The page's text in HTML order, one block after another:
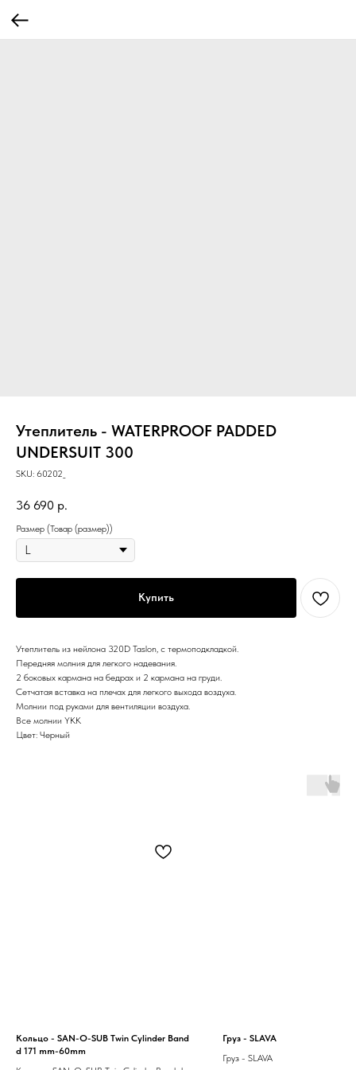
Утеплитель - WATERPROOF PADDED
UNDERSUIT 300
SKU: 60202_
36 690 р.
Размер (Товар (размер))
Купить
Утеплитель из нейлона 320D Taslon, с термоподкладкой.
Передняя молния для легкого надевания.
2 боковых кармана на бедрах и 2 кармана на груди.
Сетчатая вставка на плечах для легкого выхода воздуха.
Молнии под руками для вентиляции воздуха.
Все молнии YKK
Цвет: Черный
Кольцо - SAN-O-SUB Twin Cylinder Band
d 171 mm-60mm
Груз - SLAVA
Груз - SLAVA